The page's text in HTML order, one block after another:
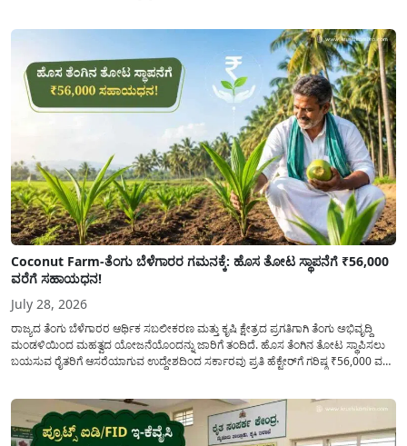
Coconut Farm-ತೆಂಗು ಬೆಳೆಗಾರರ ಗಮನಕ್ಕೆ: ಹೊಸ ತೋಟ ಸ್ಥಾಪನೆಗೆ ₹56,000
ವರೆಗೆ ಸಹಾಯಧನ!
July 28, 2026
ರಾಜ್ಯದ ತೆಂಗು ಬೆಳೆಗಾರರ ಆರ್ಥಿಕ ಸಬಲೀಕರಣ ಮತ್ತು ಕೃಷಿ ಕ್ಷೇತ್ರದ ಪ್ರಗತಿಗಾಗಿ ತೆಂಗು ಅಭಿವೃದ್ದಿ
ಮಂಡಳಿಯಿಂದ ಮಹತ್ವದ ಯೋಜನೆಯೊಂದನ್ನು ಜಾರಿಗೆ ತಂದಿದೆ. ಹೊಸ ತೆಂಗಿನ ತೋಟ ಸ್ಥಾಪಿಸಲು
ಬಯಸುವ ರೈತರಿಗೆ ಆಸರೆಯಾಗುವ ಉದ್ದೇಶದಿಂದ ಸರ್ಕಾರವು ಪ್ರತಿ ಹೆಕ್ಟೇರ್‌ಗೆ ಗರಿಷ್ಠ ₹56,000 ವರೆಗೆ